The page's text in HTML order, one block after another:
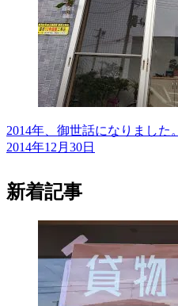
2014年、御世話になりました。
2014年12月30日
新着記事